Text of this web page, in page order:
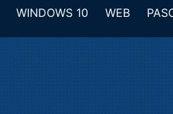
WINDOWS 10 WEB